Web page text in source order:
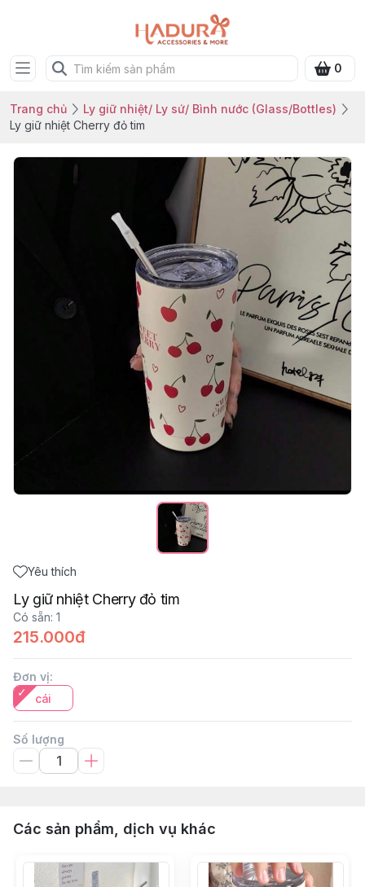
0
Trang chủ
Ly giữ nhiệt/ Ly sứ/ Bình nước (Glass/Bottles)
Ly giữ nhiệt Cherry đỏ tim
Yêu thích
Ly giữ nhiệt Cherry đỏ tim
Có sẵn: 1
215.000đ
Đơn vị:
cái
Số lượng
Các sản phẩm, dịch vụ khác